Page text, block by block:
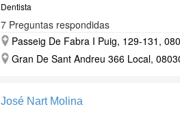
Dentista
7 Preguntas respondidas
Passeig De Fabra I Puig, 129-131,
Gran De Sant Andreu 366 Local,
José Nart Molina